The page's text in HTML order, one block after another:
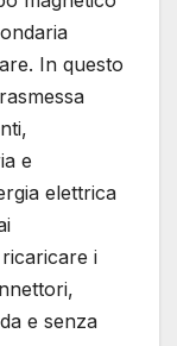
In questo
e
elettrica
i
e senza